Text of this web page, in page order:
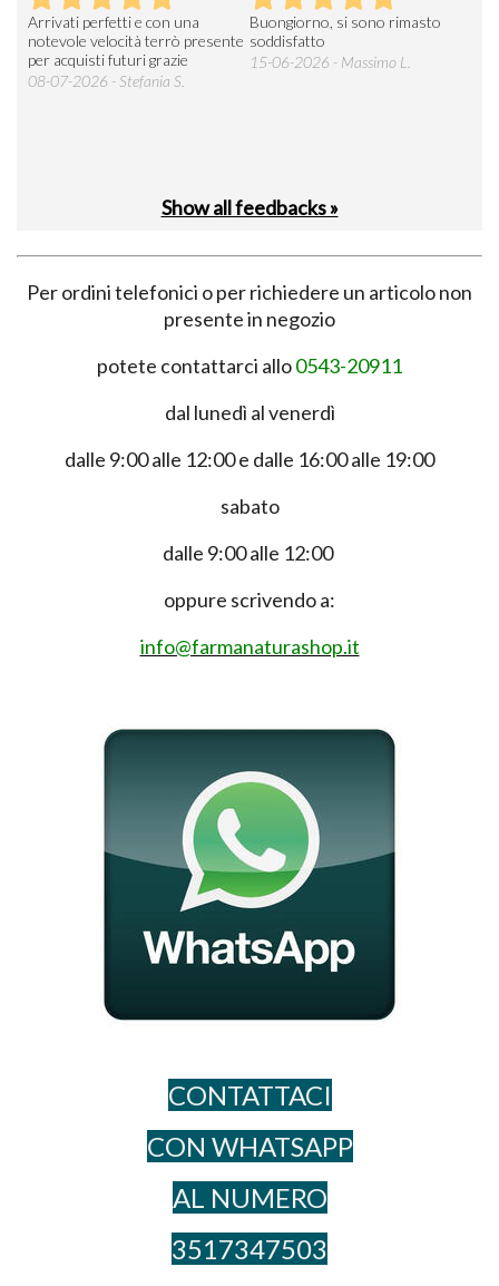
Arrivati perfetti e con una
notevole velocità terrò presente
per acquisti futuri grazie
08-07-2026 - Stefania S.
Buongiorno, si sono rimasto
soddisfatto
15-06-2026 - Massimo L.
Show all feedbacks »
Per ordini telefonici o per richiedere un articolo non
presente in negozio
potete contattarci allo0543-20911
dal lunedì al venerdì
dalle 9:00 alle 12:00 e dalle 16:00 alle 19:00
sabato
dalle 9:00 alle 12:00
oppure scrivendo a:
info@farmanaturashop.it
CONTATTACI
CON WHATSAPP
AL NUME​RO
3517347503